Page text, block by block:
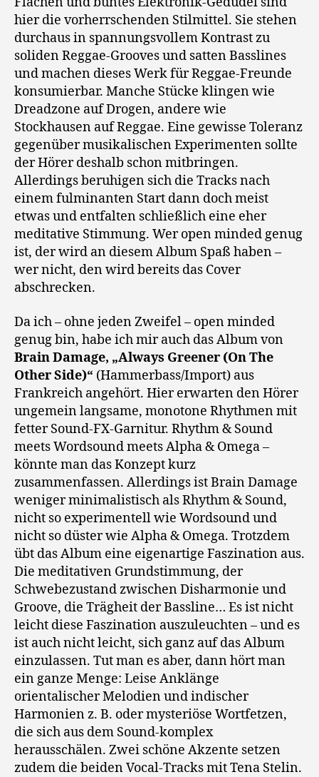
hier die vorherrschenden Stilmittel. Sie stehen
durchaus in spannungsvollem Kontrast zu
soliden Reggae-Grooves und satten Basslines
und machen dieses Werk für Reggae-Freunde
konsumierbar. Manche Stücke klingen wie
Dreadzone auf Drogen, andere wie
Stockhausen auf Reggae. Eine gewisse Toleranz
gegenüber musikalischen Experimenten sollte
der Hörer deshalb schon mitbringen.
Allerdings beruhigen sich die Tracks nach
einem fulminanten Start dann doch meist
etwas und entfalten schließlich eine eher
meditative Stimmung. Wer open minded genug
ist, der wird an diesem Album Spaß haben –
wer nicht, den wird bereits das Cover
abschrecken.
Da ich – ohne jeden Zweifel – open minded
genug bin, habe ich mir auch das Album von
Brain Damage, „Always Greener (On The
Other Side)“ (Hammerbass/Import) aus
Frankreich angehört. Hier erwarten den Hörer
ungemein langsame, monotone Rhythmen mit
fetter Sound-FX-Garnitur. Rhythm & Sound
meets Wordsound meets Alpha & Omega –
könnte man das Konzept kurz
zusammenfassen. Allerdings ist Brain Damage
weniger minimalistisch als Rhythm & Sound,
nicht so experimentell wie Wordsound und
nicht so düster wie Alpha & Omega. Trotzdem
übt das Album eine eigenartige Faszination aus.
Die meditativen Grundstimmung, der
Schwebezustand zwischen Disharmonie und
Groove, die Trägheit der Bassline… Es ist nicht
leicht diese Faszination auszuleuchten – und es
ist auch nicht leicht, sich ganz auf das Album
einzulassen. Tut man es aber, dann hört man
ein ganze Menge: Leise Anklänge
orientalischer Melodien und indischer
Harmonien z. B. oder mysteriöse Wortfetzen,
die sich aus dem Sound-komplex
herausschälen. Zwei schöne Akzente setzen
zudem die beiden Vocal-Tracks mit Tena Stelin.